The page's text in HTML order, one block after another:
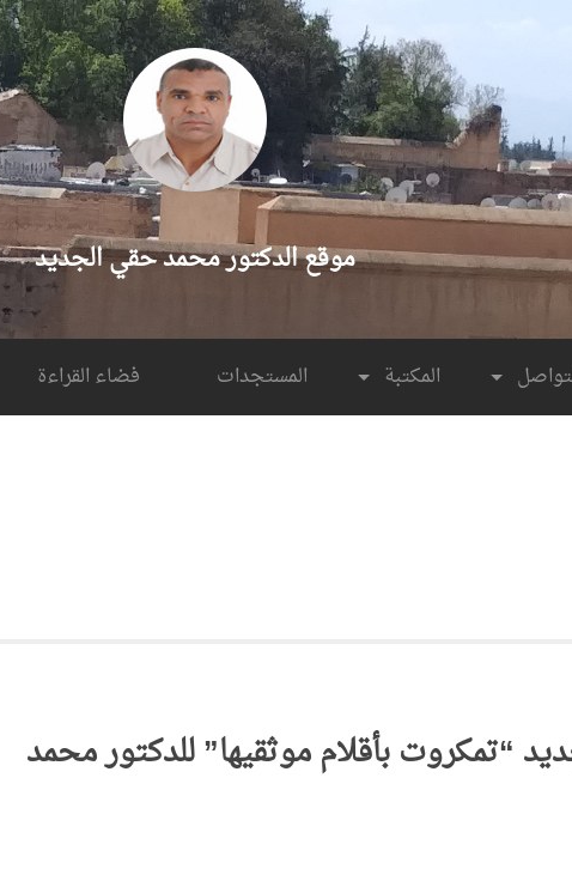
موقع الدكتور محمد حقي الجديد
المكتبة المستجدات فضاء القراءة
“تمكروت بأقلام موثقيها” للدكتور محمد